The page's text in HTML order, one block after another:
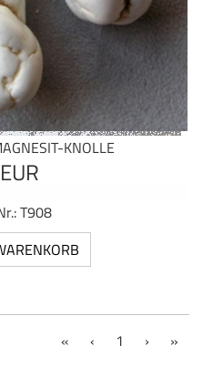
KNOLLE
T908
« ‹ 1 (current)
› »